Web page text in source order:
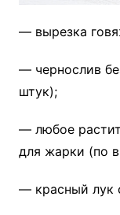
— вырезка
— чернослив
штук);
— любое
для жарки (по
— красный лук